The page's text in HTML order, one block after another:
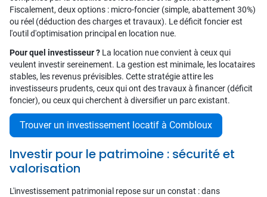
Fiscalement, deux options : micro-foncier (simple, abattement 30%)
ou réel (déduction des charges et travaux). Le déficit foncier est
l'outil d'optimisation principal en location nue.
Pour quel investisseur ? La location nue convient à ceux qui
veulent investir sereinement. La gestion est minimale, les locataires
stables, les revenus prévisibles. Cette stratégie attire les
investisseurs prudents, ceux qui ont des travaux à financer (déficit
foncier), ou ceux qui cherchent à diversifier un parc existant.
Trouver un investissement locatif à Combloux
Investir pour le patrimoine : sécurité et
valorisation
L'investissement patrimonial repose sur un constat : dans